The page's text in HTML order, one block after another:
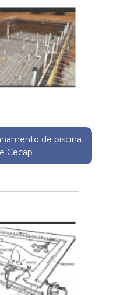
de piscina
Cecap